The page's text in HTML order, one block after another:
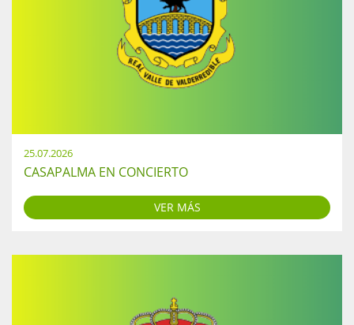
25.07.2026
CASAPALMA EN CONCIERTO
VER MÁS